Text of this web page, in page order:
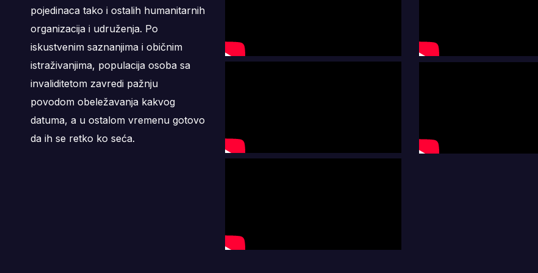
pojedinaca tako i ostalih humanitarnih
organizacija i udruženja. Po
iskustvenim saznanjima i običnim
istraživanjima, populacija osoba sa
invaliditetom zavredi pažnju
povodom obeležavanja kakvog
datuma, a u ostalom vremenu gotovo
da ih se retko ko seća.